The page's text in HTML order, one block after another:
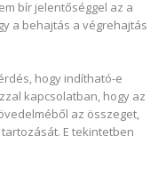
bír jelentőséggel az a
a behajtás a végrehajtás
hogy indítható-e
kapcsolatban, hogy az
az összeget,
E tekintetben